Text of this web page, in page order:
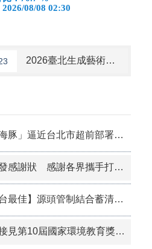
2026臺北生成藝術節將於8/29（六）松山文創園區1號倉庫盛大登場，開放160名免費參賽名額，名額有限，即刻至官網報名！
警惕海外求職詐騙！勿輕信「海外求職」要求，保持要存疑、要確定及要連繫，以避免自身至海外，掉入假求職陷阱，遭人受騙。
北市節電3%獎百萬活動，最高可抽10萬元，詳情 洽同名活動網站。
因本府網路於115年8月9日上午9時至下午6 時進行施工屆時可能有網路瞬斷之情形若有網站或服務卡住情形 ，請重新連線即可排除 ，造成不便 ，敬請見諒。
近台北市超前部署翡翠水庫預留近3成蓄洪防災
謝各界攜手打造全國首創翡翠水庫心血管健康園區
】源頭管制結合蓄清排渾，翡翠水庫再奪冠！
屆國家環境教育獎獲獎者，本局林局長代表出席